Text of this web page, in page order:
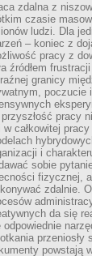
zdalna z
czasie
ludzi. Dla
– koniec z
pracy z
źródłem
granicy
poczucie
pracy
w całkowitej
i
sobie
fizycznej,
zdalnie.
da się
odpowiednie
przeniosły
powstają